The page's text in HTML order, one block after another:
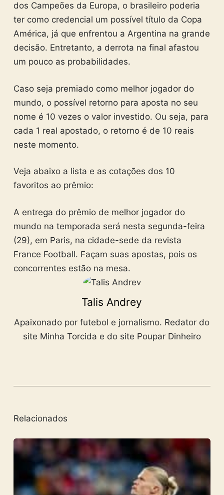
dos Campeões da Europa, o brasileiro poderia
ter como credencial um possível título da Copa
América, já que enfrentou a Argentina na grande
decisão. Entretanto, a derrota na final afastou
um pouco as probabilidades.
Caso seja premiado como melhor jogador do
mundo, o possível retorno para aposta no seu
nome é 10 vezes o valor investido. Ou seja, para
cada 1 real apostado, o retorno é de 10 reais
neste momento.
Veja abaixo a lista e as cotações dos 10
favoritos ao prêmio:
A entrega do prêmio de melhor jogador do
mundo na temporada será nesta segunda-feira
(29), em Paris, na cidade-sede da revista
France Football. Façam suas apostas, pois os
concorrentes estão na mesa.
Talis Andrey
Apaixonado por futebol e jornalismo. Redator do
site Minha Torcida e do site Poupar Dinheiro
Relacionados